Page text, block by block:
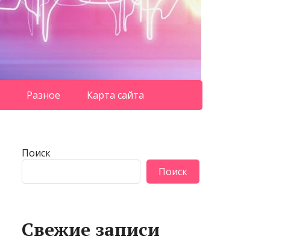
Разное Карта сайта
Поиск
Поиск
Свежие записи